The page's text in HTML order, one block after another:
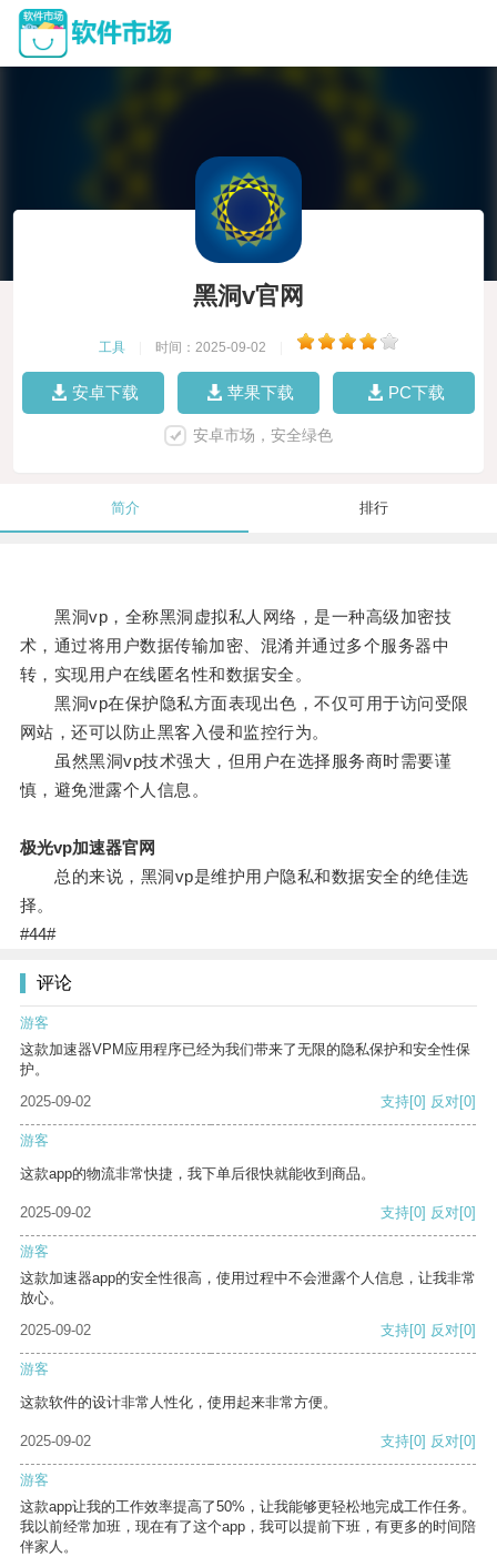
黑洞v官网
工具 时间：2025-09-02
安卓下载 苹果下载 PC下载
安卓市场，安全绿色
简介 排行
黑洞vp，全称黑洞虚拟私人网络，是一种高级加密技
术，通过将用户数据传输加密、混淆并通过多个服务器中
转，实现用户在线匿名性和数据安全。
黑洞vp在保护隐私方面表现出色，不仅可用于访问受限
网站，还可以防止黑客入侵和监控行为。
虽然黑洞vp技术强大，但用户在选择服务商时需要谨
慎，避免泄露个人信息。
极光vp加速器官网
总的来说，黑洞vp是维护用户隐私和数据安全的绝佳选
择。
#44#
评论
游客
这款加速器VPM应用程序已经为我们带来了无限的隐私保护和安全性保
护。
2025-09-02
支持[0] 反对[0]
游客
这款app的物流非常快捷，我下单后很快就能收到商品。
2025-09-02 支持[0] 反对[0]
游客
这款加速器app的安全性很高，使用过程中不会泄露个人信息，让我非常
放心。
2025-09-02
支持[0] 反对[0]
游客
这款软件的设计非常人性化，使用起来非常方便。
2025-09-02 支持[0] 反对[0]
游客
这款app让我的工作效率提高了50%，让我能够更轻松地完成工作任务。
我以前经常加班，现在有了这个app，我可以提前下班，有更多的时间陪
伴家人。